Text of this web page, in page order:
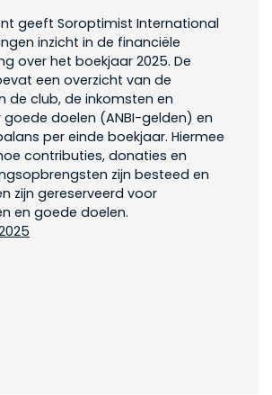
geeft Soroptimist International
inzicht in de financiële
over het boekjaar 2025. De
een overzicht van de
de club, de inkomsten en
doelen (ANBI-gelden) en
per einde boekjaar. Hiermee
contributies, donaties en
zijn besteed en
zijn gereserveerd voor
en goede doelen.